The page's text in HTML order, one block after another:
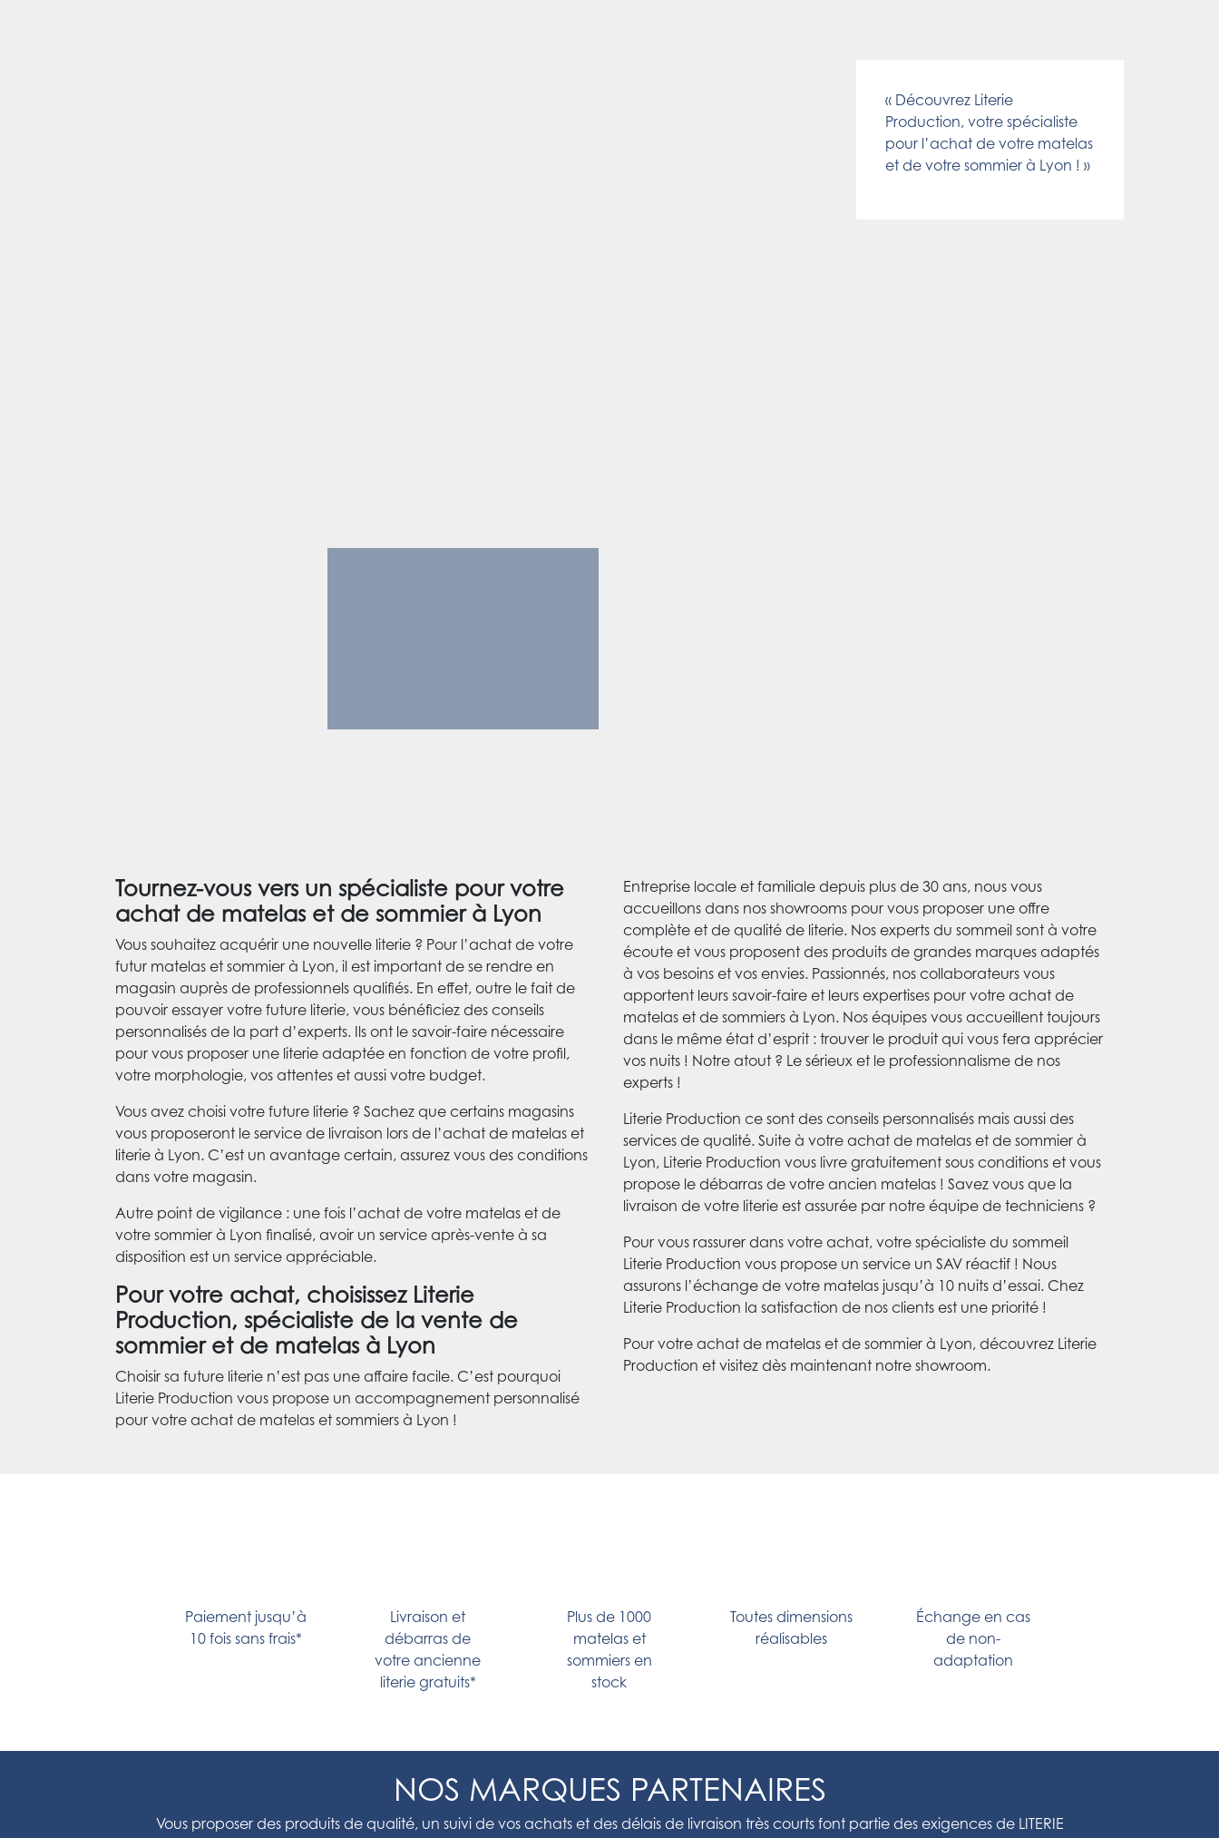
« Découvrez Literie
Production, votre spécialiste
pour l’achat de votre matelas
et de votre sommier à Lyon ! »
Tournez-vous vers un spécialiste pour votre
achat de matelas et de sommier à Lyon
Vous souhaitez acquérir une nouvelle literie ? Pour l’achat de votre
futur matelas et sommier à Lyon, il est important de se rendre en
magasin auprès de professionnels qualifiés. En effet, outre le fait de
pouvoir essayer votre future literie, vous bénéficiez des conseils
personnalisés de la part d’experts. Ils ont le savoir-faire nécessaire
pour vous proposer une literie adaptée en fonction de votre profil,
votre morphologie, vos attentes et aussi votre budget.
Vous avez choisi votre future literie ? Sachez que certains magasins
vous proposeront le service de livraison lors de l’achat de matelas et
literie à Lyon. C’est un avantage certain, assurez vous des conditions
dans votre magasin.
Autre point de vigilance : une fois l’achat de votre matelas et de
votre sommier à Lyon finalisé, avoir un service après-vente à sa
disposition est un service appréciable.
Pour votre achat, choisissez Literie
Production, spécialiste de la vente de
sommier et de matelas à Lyon
Choisir sa future literie n’est pas une affaire facile. C’est pourquoi
Literie Production vous propose un accompagnement personnalisé
pour votre achat de matelas et sommiers à Lyon !
Entreprise locale et familiale depuis plus de 30 ans, nous vous
accueillons dans nos showrooms pour vous proposer une offre
complète et de qualité de literie. Nos experts du sommeil sont à votre
écoute et vous proposent des produits de grandes marques adaptés
à vos besoins et vos envies. Passionnés, nos collaborateurs vous
apportent leurs savoir-faire et leurs expertises pour votre achat de
matelas et de sommiers à Lyon. Nos équipes vous accueillent toujours
dans le même état d’esprit : trouver le produit qui vous fera apprécier
vos nuits ! Notre atout ? Le sérieux et le professionnalisme de nos
experts !
Literie Production ce sont des conseils personnalisés mais aussi des
services de qualité. Suite à votre achat de matelas et de sommier à
Lyon, Literie Production vous livre gratuitement sous conditions et vous
propose le débarras de votre ancien matelas ! Savez vous que la
livraison de votre literie est assurée par notre équipe de techniciens ?
Pour vous rassurer dans votre achat, votre spécialiste du sommeil
Literie Production vous propose un service un SAV réactif ! Nous
assurons l’échange de votre matelas jusqu’à 10 nuits d’essai. Chez
Literie Production la satisfaction de nos clients est une priorité !
Pour votre achat de matelas et de sommier à Lyon, découvrez Literie
Production et visitez dès maintenant notre showroom.
Paiement jusqu’à
10 fois sans frais*
Livraison et
débarras de
votre ancienne
literie gratuits*
Plus de 1000
matelas et
sommiers en
stock
Toutes dimensions
réalisables
Échange en cas
de non-
adaptation
NOS MARQUES PARTENAIRES
Vous proposer des produits de qualité, un suivi de vos achats et des délais de livraison très courts font partie des exigences de LITERIE